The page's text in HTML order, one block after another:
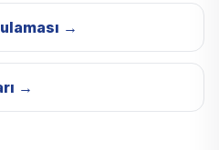
→
→